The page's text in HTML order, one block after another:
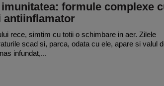
formule complexe
antiinflamator
rece, simtim cu totii o schimbare in aer. Zilele
scad si, parca, odata cu ele, apare si valul
infundat,...